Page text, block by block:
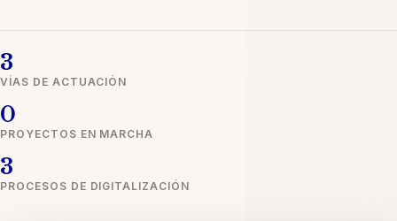
3
VÍAS DE ACTUACIÓN
0
PROYECTOS EN MARCHA
3
PROCESOS DE DIGITALIZACIÓN